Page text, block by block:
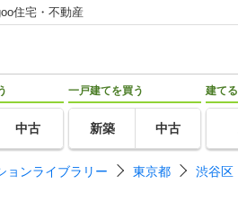
住宅・不動産
中古
一戸建てを買う
新築 中古
建てる
ョンライブラリー 東京都 渋谷区